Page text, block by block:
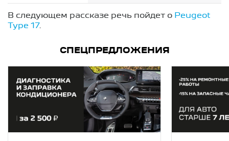
В следующем рассказе речь пойдет о Peugeot
Type 17.
СПЕЦПРЕДЛОЖЕНИЯ